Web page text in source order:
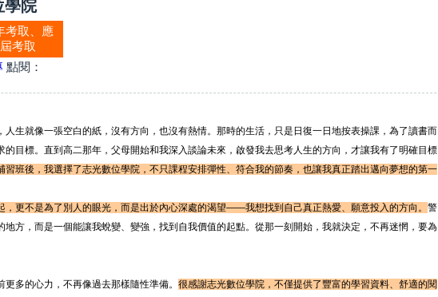
學院
考取、應
屆考取
點閱：
人生就像一張空白的紙，沒有方向，也沒有熱情。那時的生活，只是日復一日地按表操課，為了讀書而
的目標。直到高二那年，父母開始和我深入談論未來，啟發我去思考人生的方向，才讓我有了明確目標
習班後，我選擇了志光數位學院，不只課程安排彈性、符合我的節奏，也讓我真正踏出邁向夢想的第一
，更不是為了別人的眼光，而是出於內心深處的渴望——我想找到自己真正熱愛、願意投入的方向。 警
地方，而是一個能讓我蛻變、變強，找到自我價值的起點。從那一刻開始，我就決定，不再迷惘，要為
多的心力，不再像過去那樣隨性準備。 很感謝志光數位學院，不僅提供了豐富的學習資料、舒適的閱